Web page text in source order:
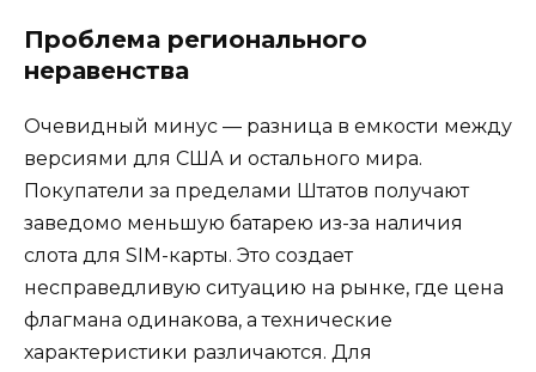
Проблема регионального
неравенства
Очевидный минус — разница в емкости между
версиями для США и остального мира.
Покупатели за пределами Штатов получают
заведомо меньшую батарею из-за наличия
слота для SIM-карты. Это создает
несправедливую ситуацию на рынке, где цена
флагмана одинакова, а технические
характеристики различаются. Для